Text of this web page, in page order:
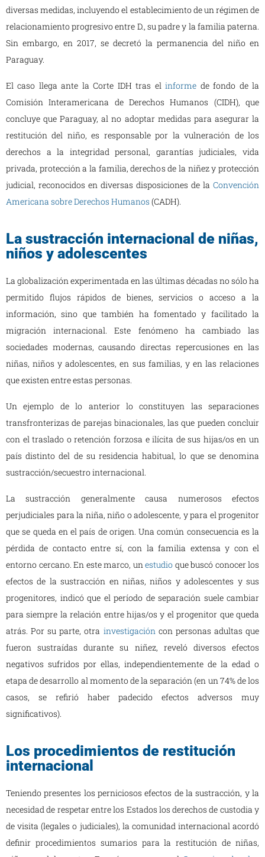
diversas medidas, incluyendo el establecimiento de un régimen de
relacionamiento progresivo entre D., su padre y la familia paterna.
Sin embargo, en 2017, se decretó la permanencia del niño en
Paraguay.
El caso llega ante la Corte IDH tras el informe de fondo de la
Comisión Interamericana de Derechos Humanos (CIDH), que
concluye que Paraguay, al no adoptar medidas para asegurar la
restitución del niño, es responsable por la vulneración de los
derechos a la integridad personal, garantías judiciales, vida
privada, protección a la familia, derechos de la niñez y protección
judicial, reconocidos en diversas disposiciones de la Convención
Americana sobre Derechos Humanos (CADH).
La sustracción internacional de niñas,
niños y adolescentes
La globalización experimentada en las últimas décadas no sólo ha
permitido flujos rápidos de bienes, servicios o acceso a la
información, sino que también ha fomentado y facilitado la
migración internacional. Este fenómeno ha cambiado las
sociedades modernas, causando directas repercusiones en las
niñas, niños y adolescentes, en sus familias, y en las relaciones
que existen entre estas personas.
Un ejemplo de lo anterior lo constituyen las separaciones
transfronterizas de parejas binacionales, las que pueden concluir
con el traslado o retención forzosa e ilícita de sus hijas/os en un
país distinto del de su residencia habitual, lo que se denomina
sustracción/secuestro internacional.
La sustracción generalmente causa numerosos efectos
perjudiciales para la niña, niño o adolescente, y para el progenitor
que se queda en el país de origen. Una común consecuencia es la
pérdida de contacto entre sí, con la familia extensa y con el
entorno cercano. En este marco, unestudio que buscó conocer los
efectos de la sustracción en niñas, niños y adolescentes y sus
progenitores, indicó que el período de separación suele cambiar
para siempre la relación entre hijas/os y el progenitor que queda
atrás. Por su parte, otra investigacióncon personas adultas que
fueron sustraídas durante su niñez, reveló diversos efectos
negativos sufridos por ellas, independientemente de la edad o
etapa de desarrollo al momento de la separación (en un 74% de los
casos, se refirió haber padecido efectos adversos muy
significativos).
Los procedimientos de restitución
internacional
Teniendo presentes los perniciosos efectos de la sustracción, y la
necesidad de respetar entre los Estados los derechos de custodia y
de visita (legales o judiciales), la comunidad internacional acordó
definir procedimientos sumarios para la restitución de niñas,